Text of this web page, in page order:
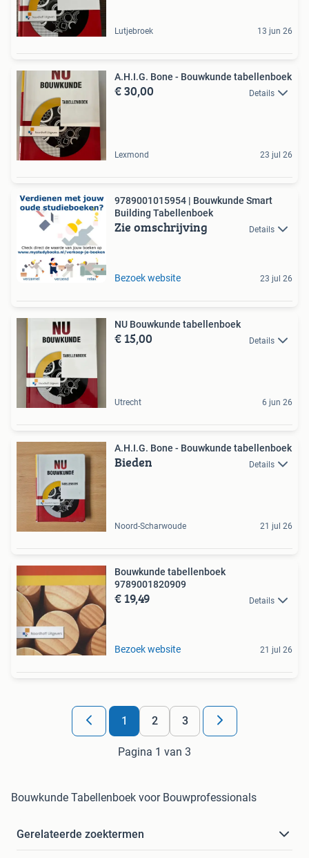
Lutjebroek 13 jun 26
A.H.I.G. Bone - Bouwkunde tabellenboek
€ 30,00 Details
Lexmond 23 jul 26
9789001015954 | Bouwkunde Smart
Building Tabellenboek
Zie omschrijving Details
Bezoek website 23 jul 26
NU Bouwkunde tabellenboek
€ 15,00 Details
Utrecht 6 jun 26
A.H.I.G. Bone - Bouwkunde tabellenboek
Bieden Details
Noord-Scharwoude 21 jul 26
Bouwkunde tabellenboek
9789001820909
€ 19,49 Details
Bezoek website 21 jul 26
1 2 3
Pagina 1 van 3
Bouwkunde Tabellenboek voor Bouwprofessionals
Gerelateerde zoektermen